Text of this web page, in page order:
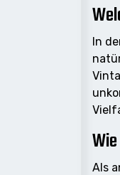
In
Als